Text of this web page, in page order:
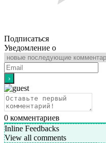
Подписаться
Уведомление о
0 комментариев
Inline Feedbacks
View all comments